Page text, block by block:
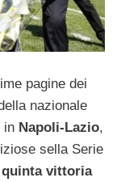
pagine dei
nazionale
in Napoli-Lazio,
sella Serie
quinta vittoria